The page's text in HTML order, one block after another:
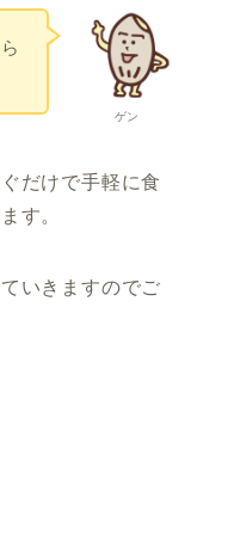
ゲン
だけで手軽に食
す。
いきますのでご